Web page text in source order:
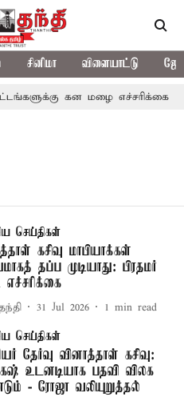
சினிமா விளையாட்டு
கன மழை எச்சரிக்கை
செய்திகள்
கசிவு மாபியாக்கள்
தப்ப முடியாது: பிரதமர்
எச்சரிக்கை
31 Jul 2026 1 min read
செய்திகள்
தேர்வு வினாத்தாள் கசிவு:
உடனடியாக பதவி விலக
- ரோஜா வலியுறுத்தல்